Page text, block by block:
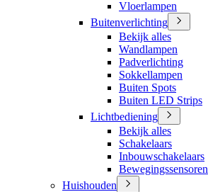
Vloerlampen
Buitenverlichting
Bekijk alles
Wandlampen
Padverlichting
Sokkellampen
Buiten Spots
Buiten LED Strips
Lichtbediening
Bekijk alles
Schakelaars
Inbouwschakelaars
Bewegingssensoren
Huishouden